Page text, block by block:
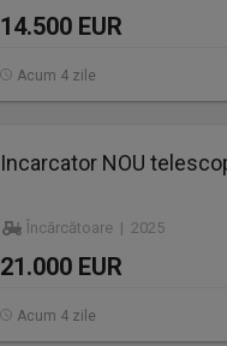
14.500 EUR
Acum 4 zile
Incarcator NOU
Încărcătoare | 2025
21.000 EUR
Acum 4 zile